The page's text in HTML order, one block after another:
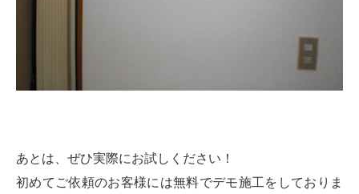
あとは、ぜひ実際にお試しください！
初めてご依頼のお客様には無料でデモ施工をしておりま